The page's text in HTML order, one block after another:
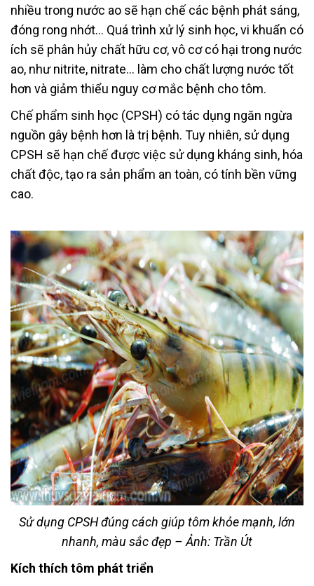
nhiều trong nước ao sẽ hạn chế các bệnh phát sáng,
đóng rong nhớt… Quá trình xử lý sinh học, vi khuẩn có
ích sẽ phân hủy chất hữu cơ, vô cơ có hại trong nước
ao, như nitrite, nitrate… làm cho chất lượng nước tốt
hơn và giảm thiểu nguy cơ mắc bệnh cho tôm.
Chế phẩm sinh học (CPSH) có tác dụng ngăn ngừa
nguồn gây bệnh hơn là trị bệnh. Tuy nhiên, sử dụng
CPSH sẽ hạn chế được việc sử dụng kháng sinh, hóa
chất độc, tạo ra sản phẩm an toàn, có tính bền vững
cao.
Sử dụng CPSH đúng cách giúp tôm khỏe mạnh, lớn
nhanh, màu sắc đẹp – Ảnh: Trần Út
Kích thích tôm phát triển